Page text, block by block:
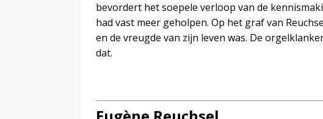
bevordert het soepele verloop van de
had vast meer geholpen. Op het graf van
en de vreugde van zijn leven was. De
dat.